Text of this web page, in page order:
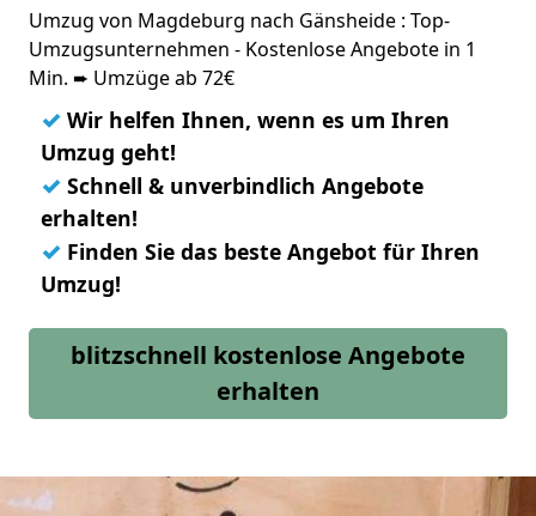
Umzug von Magdeburg nach Gänsheide : Top-
Umzugsunternehmen - Kostenlose Angebote in 1
Min. ➨ Umzüge ab 72€
✓ Wir helfen Ihnen, wenn es um Ihren
Umzug geht!
✓ Schnell & unverbindlich Angebote
erhalten!
✓ Finden Sie das beste Angebot für Ihren
Umzug!
blitzschnell kostenlose Angebote
erhalten